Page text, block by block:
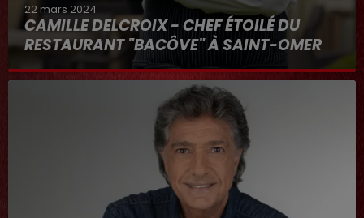
22 mars 2024
CAMILLE DELCROIX - CHEF ÉTOILÉ DU
RESTAURANT "BACÔVE" À SAINT-OMER
Au micro d'Hervé dans "RDL ET VOUS"